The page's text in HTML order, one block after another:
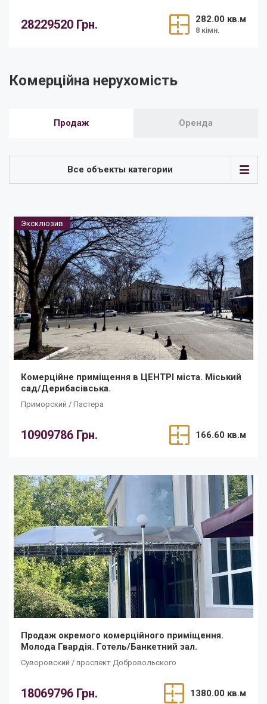
28229520 Грн. 282.00 кв.м
8 кімн.
Комерційна нерухомість
Продаж Оренда
Все объекты категории
Эксклюзив
Комерційне приміщення в ЦЕНТРІ міста. Міський
сад/Дерибасівська.
Приморский / Пастера
10909786 Грн. 166.60 кв.м
Продаж окремого комерційного приміщення.
Молода Гвардія. Готель/Банкетний зал.
Суворовский / проспект Добровольского
18069796 Грн. 1380.00 кв.м